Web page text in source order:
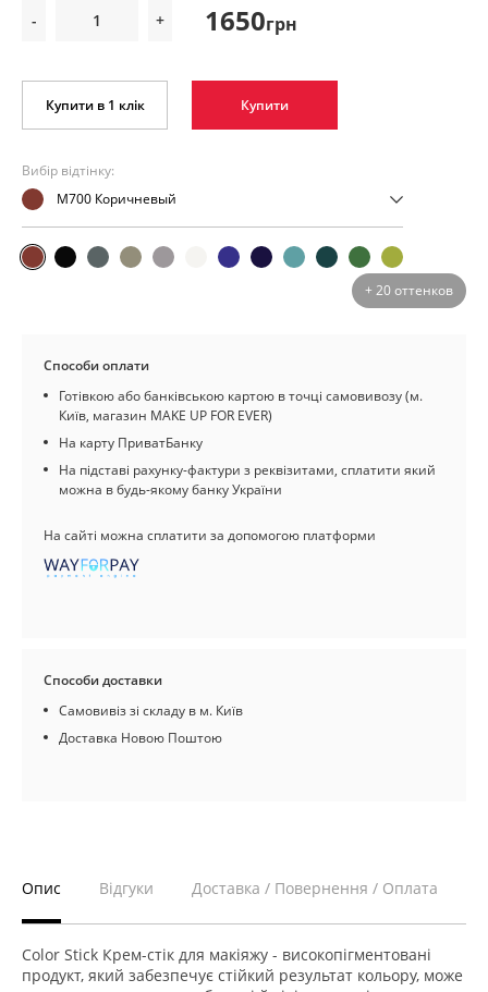
- + 1650грн
Купити в 1 клік Купити
Вибір відтінку:
M700 Коричневый
+ 20 оттенков
Способи оплати
Готівкою або банківською картою в точці самовивозу (м.
Київ, магазин MAKE UP FOR EVER)
На карту ПриватБанку
На підставі рахунку-фактури з реквізитами, сплатити який
можна в будь-якому банку України
На сайті можна сплатити за допомогою платформи
Способи доставки
Самовивіз зі складу в м. Київ
Доставка Новою Поштою
Опис Відгуки Доставка / Повернення / Оплата
Color Stick Крем-стік для макіяжу - високопігментовані
продукт, який забезпечує стійкий результат кольору, може